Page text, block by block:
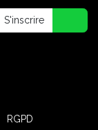
S'inscrire
RGPD